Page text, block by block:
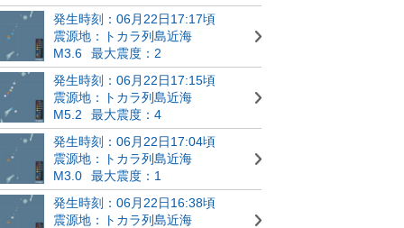
発生時刻：06月22日17:17頃
震源地：トカラ列島近海
M3.6
最大震度：2
発生時刻：06月22日17:15頃
震源地：トカラ列島近海
M5.2
最大震度：4
発生時刻：06月22日17:04頃
震源地：トカラ列島近海
M3.0
最大震度：1
発生時刻：06月22日16:38頃
震源地：トカラ列島近海